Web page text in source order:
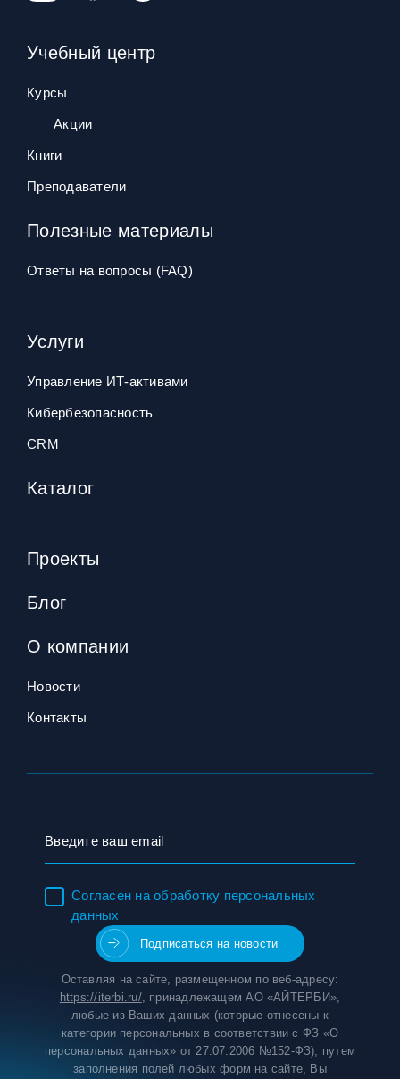
Учебный центр
Курсы
Акции
Книги
Преподаватели
Полезные материалы
Ответы на вопросы (FAQ)
Услуги
Управление ИТ‑активами
Кибербезопасность
CRM
Каталог
Проекты
Блог
О компании
Новости
Контакты
Согласен на обработку персональных
данных
Оставляя на сайте, размещенном по веб-адресу:
https://iterbi.ru/, принадлежащем АО «АЙТЕРБИ»,
любые из Ваших данных (которые отнесены к
категории персональных в соответствии с ФЗ «О
персональных данных» от 27.07.2006 №152-ФЗ), путем
заполнения полей любых форм на сайте, Вы